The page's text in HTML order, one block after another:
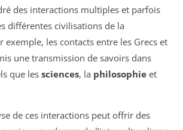
des interactions multiples et parfois
différentes civilisations de la
exemple, les contacts entre les Grecs et
une transmission de savoirs dans
que les sciences, la philosophie et
de ces interactions peut offrir des